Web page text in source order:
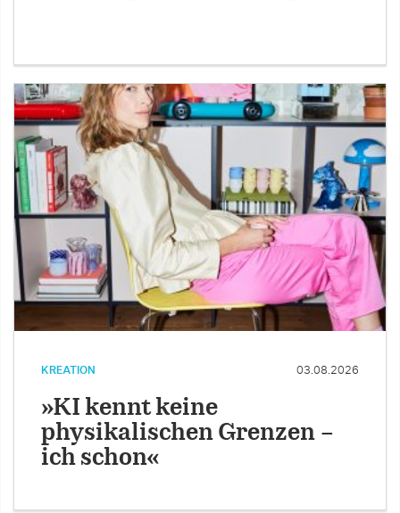
KREATION 03.08.2026
»KI kennt keine
physikalischen Grenzen –
ich schon«